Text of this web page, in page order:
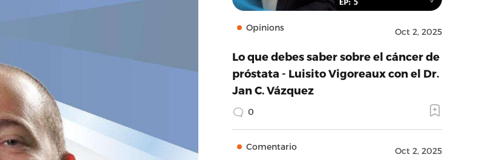
Opinions Oct 2, 2025
Lo que debes saber sobre el cáncer de
próstata - Luisito Vigoreaux con el Dr.
Jan C. Vázquez
0
Comentario Oct 2, 2025